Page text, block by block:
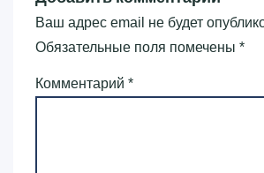
Ваш адрес email не будет
Обязательные поля помечены *
Комментарий *